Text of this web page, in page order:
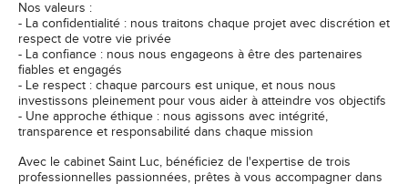
Nos valeurs :
- La confidentialité : nous traitons chaque projet avec discrétion et
respect de votre vie privée
- La confiance : nous nous engageons à être des partenaires
fiables et engagés
- Le respect : chaque parcours est unique, et nous nous
investissons pleinement pour vous aider à atteindre vos objectifs
- Une approche éthique : nous agissons avec intégrité,
transparence et responsabilité dans chaque mission
Avec le cabinet Saint Luc, bénéficiez de l'expertise de trois
professionnelles passionnées, prêtes à vous accompagner dans